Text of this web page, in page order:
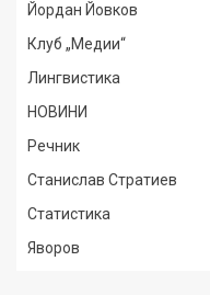
Йордан Йовков
Клуб „Медии“
Лингвистика
НОВИНИ
Речник
Станислав Стратиев
Статистика
Яворов